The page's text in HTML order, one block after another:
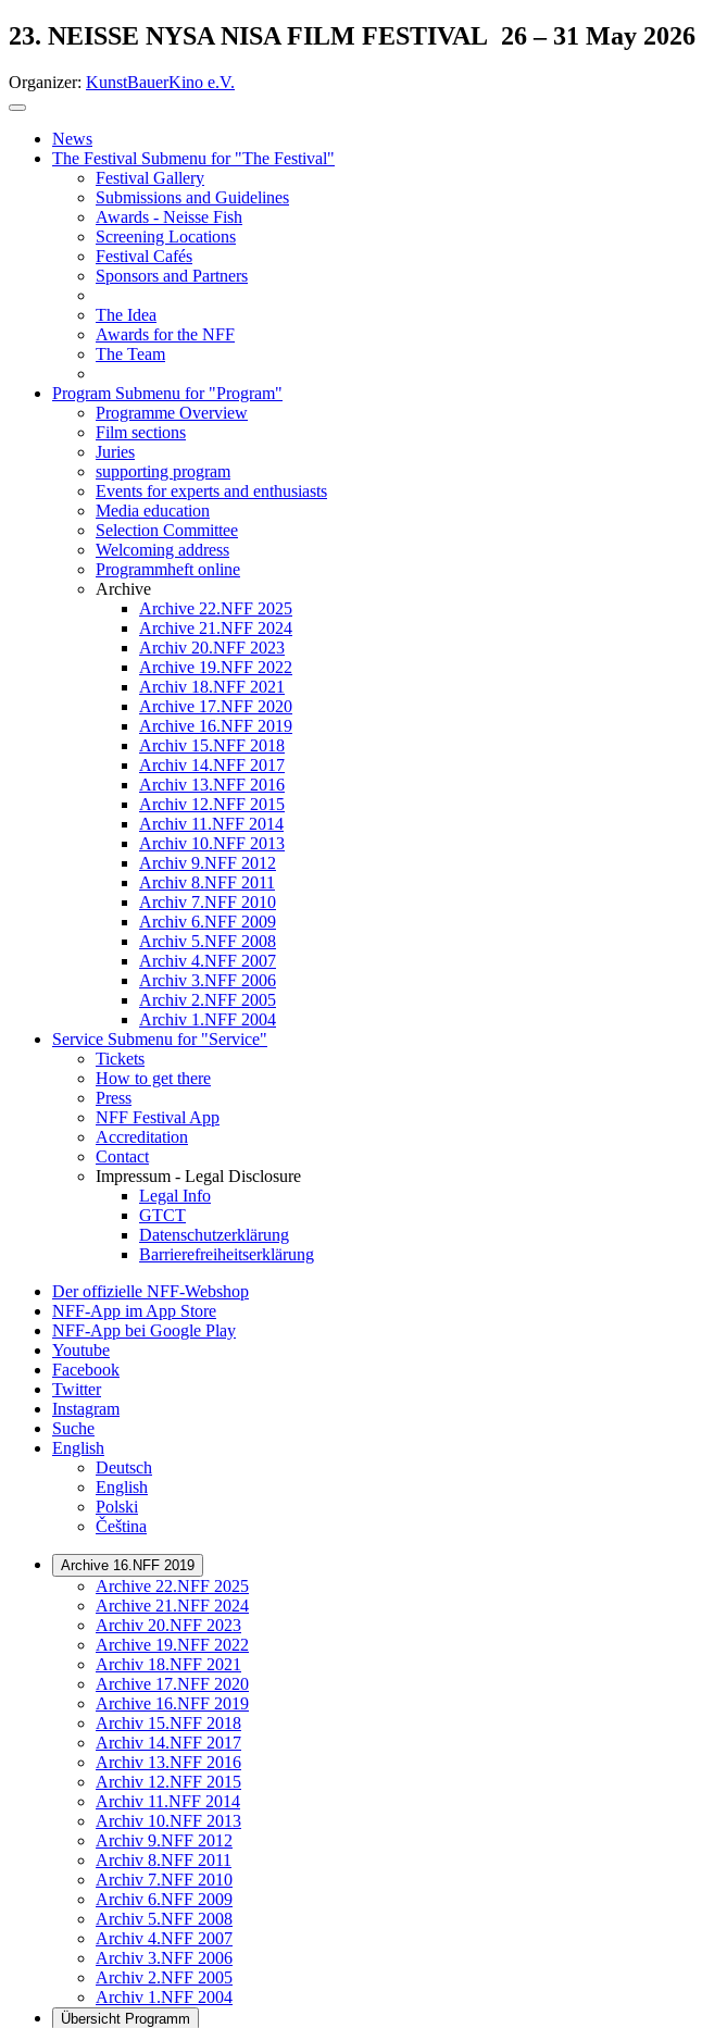
23. NEISSE NYSA NISA FILM FESTIVAL 26 – 31 May 2026
Organizer: KunstBauerKino e.V.
News
The Festival Submenu for "The Festival"
Festival Gallery
Submissions and Guidelines
Awards - Neisse Fish
Screening Locations
Festival Cafés
Sponsors and Partners
The Idea
Awards for the NFF
The Team
Program Submenu for "Program"
Programme Overview
Film sections
Juries
supporting program
Events for experts and enthusiasts
Media education
Selection Committee
Welcoming address
Programmheft online
Archive
Archive 22.NFF 2025
Archive 21.NFF 2024
Archiv 20.NFF 2023
Archive 19.NFF 2022
Archiv 18.NFF 2021
Archive 17.NFF 2020
Archive 16.NFF 2019
Archiv 15.NFF 2018
Archiv 14.NFF 2017
Archiv 13.NFF 2016
Archiv 12.NFF 2015
Archiv 11.NFF 2014
Archiv 10.NFF 2013
Archiv 9.NFF 2012
Archiv 8.NFF 2011
Archiv 7.NFF 2010
Archiv 6.NFF 2009
Archiv 5.NFF 2008
Archiv 4.NFF 2007
Archiv 3.NFF 2006
Archiv 2.NFF 2005
Archiv 1.NFF 2004
Service Submenu for "Service"
Tickets
How to get there
Press
NFF Festival App
Accreditation
Contact
Impressum - Legal Disclosure
Legal Info
GTCT
Datenschutzerklärung
Barrierefreiheitserklärung
Der offizielle NFF-Webshop
NFF-App im App Store
NFF-App bei Google Play
Youtube
Facebook
Twitter
Instagram
Suche
English
Deutsch
English
Polski
Čeština
Archive 16.NFF 2019
Archive 22.NFF 2025
Archive 21.NFF 2024
Archiv 20.NFF 2023
Archive 19.NFF 2022
Archiv 18.NFF 2021
Archive 17.NFF 2020
Archive 16.NFF 2019
Archiv 15.NFF 2018
Archiv 14.NFF 2017
Archiv 13.NFF 2016
Archiv 12.NFF 2015
Archiv 11.NFF 2014
Archiv 10.NFF 2013
Archiv 9.NFF 2012
Archiv 8.NFF 2011
Archiv 7.NFF 2010
Archiv 6.NFF 2009
Archiv 5.NFF 2008
Archiv 4.NFF 2007
Archiv 3.NFF 2006
Archiv 2.NFF 2005
Archiv 1.NFF 2004
Übersicht Programm